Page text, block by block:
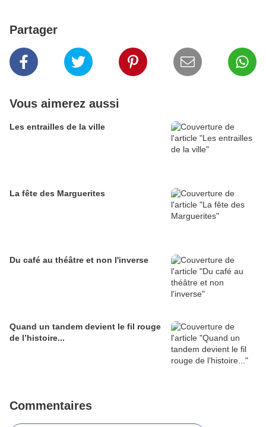
Partager
Vous aimerez aussi
Les entrailles de la ville
La fête des Marguerites
Du café au théâtre et non l'inverse
Quand un tandem devient le fil rouge
de l’histoire...
Commentaires